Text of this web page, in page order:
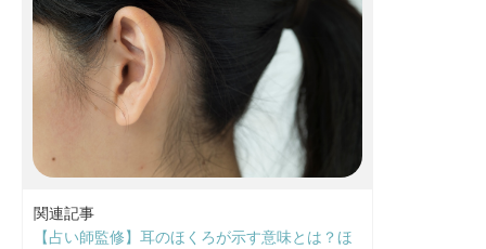
関連記事
【占い師監修】耳のほくろが示す意味とは？ほ